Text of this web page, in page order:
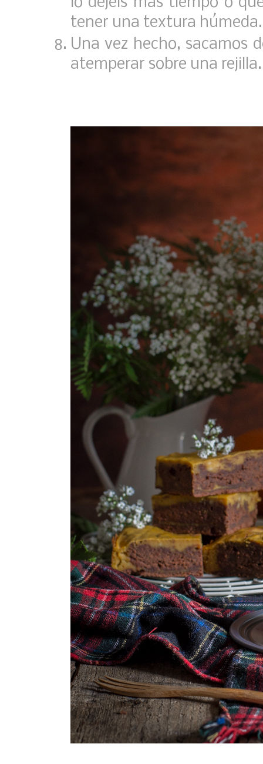
tener una textura húmeda.
Una vez hecho, sacamos
atemperar sobre una